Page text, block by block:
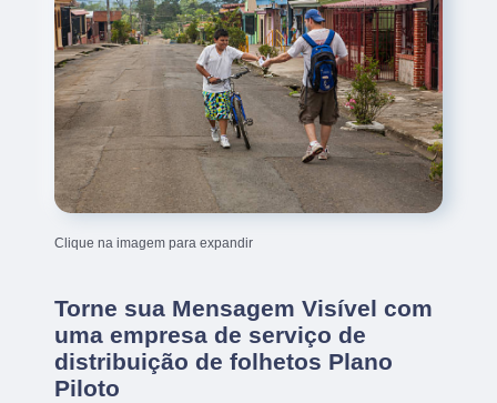
Clique na imagem para expandir
Torne sua Mensagem Visível com
uma empresa de serviço de
distribuição de folhetos Plano
Piloto